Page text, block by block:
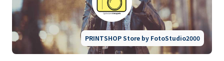
PRINTSHOP Store by FotoStudio2000